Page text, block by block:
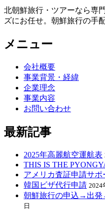
北朝鮮旅行・ツアーなら専
ズにお任せ。朝鮮旅行の手
メニュー
会社概要
事業背景・経緯
企業理念
事業内容
お問い合わせ
最新記事
2025年高麗航空運航表
THIS IS THE
アメリカ査証申請サポ
韓国ビザ代行申請 2024
朝鮮旅行の申込→出
日